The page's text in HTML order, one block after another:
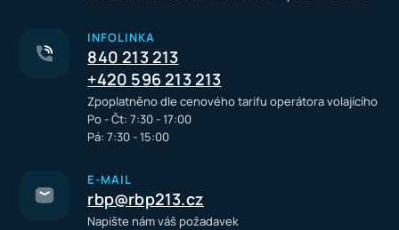
INFOLINKA
840 213 213
+420 596 213 213
Zpoplatněno dle cenového tarifu operátora volajícího
Po - Čt: 7:30 - 17:00
Pá: 7:30 - 15:00
E-MAIL
rbp@rbp213.cz
Napište nám váš požadavek